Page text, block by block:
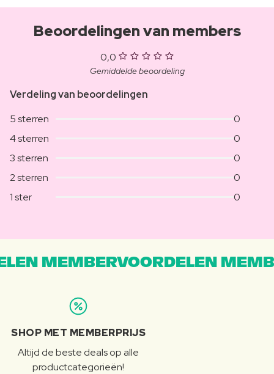
Beoordelingen van members
0,0
Gemiddelde beoordeling
Verdeling van beoordelingen
5 sterren
0
4 sterren
0
3 sterren
0
2 sterren
0
1 ster
0
MEMBERVOORDELEN
SHOP MET MEMBERPRIJS
Altijd de beste deals op alle
productcategorieën!